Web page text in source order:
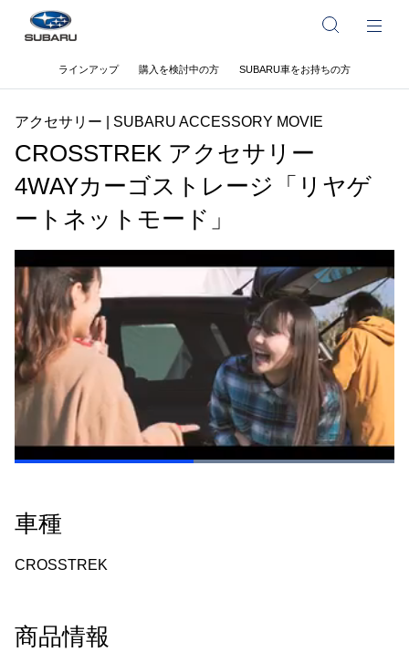
ラインアップ 購入を検討中の方 SUBARU車をお持ちの方
アクセサリー | SUBARU ACCESSORY MOVIE
CROSSTREK アクセサリー
4WAYカーゴストレージ「リヤゲ
ートネットモード」
Loaded:
車種
CROSSTREK
商品情報